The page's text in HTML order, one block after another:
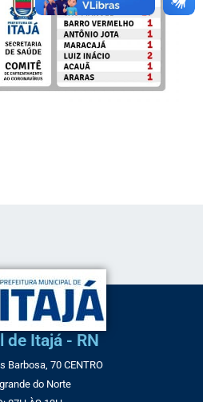
Itajá - RN
Barbosa, 70 CENTRO
do Norte